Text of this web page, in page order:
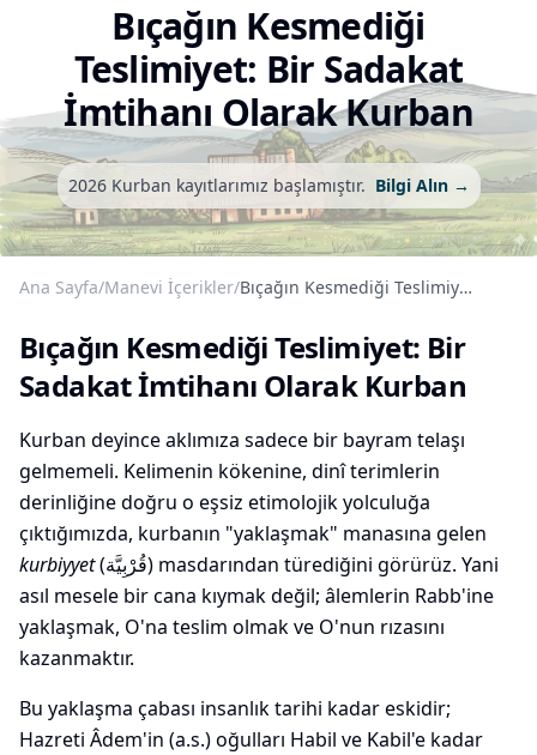
Bıçağın Kesmediği
Teslimiyet: Bir Sadakat
İmtihanı Olarak Kurban
2026 Kurban kayıtlarımız başlamıştır. Bilgi Alın →
Ana Sayfa/Manevi İçerikler/ Bıçağın Kesmediği Teslimiyet: Bir Sadakat İmtihanı Olarak Kurban
Bıçağın Kesmediği Teslimiyet: Bir
Sadakat İmtihanı Olarak Kurban
Kurban deyince aklımıza sadece bir bayram telaşı
gelmemeli. Kelimenin kökenine, dinî terimlerin
derinliğine doğru o eşsiz etimolojik yolculuğa
çıktığımızda, kurbanın "yaklaşmak" manasına gelen
kurbiyyet(قُرْبِيَّة) masdarından türediğini görürüz. Yani
asıl mesele bir cana kıymak değil; âlemlerin Rabb'ine
yaklaşmak, O'na teslim olmak ve O'nun rızasını
kazanmaktır.
Bu yaklaşma çabası insanlık tarihi kadar eskidir;
Hazreti Âdem'in (a.s.) oğulları Habil ve Kabil'e kadar